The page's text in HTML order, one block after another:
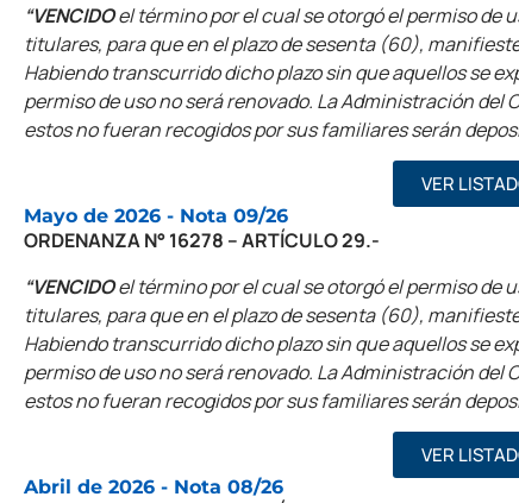
“VENCIDOel término por el cual se otorgó el permiso de
titulares, para que en el plazo de sesenta (60),
Habiendo transcurrido dicho plazo sin que aquellos se
permiso de uso no será renovado. La Administración del
estos no fueran recogidos por sus familiares serán
VER
Mayo de 2026 - Nota 09/26
ORDENANZA N° 16278 – ARTÍCULO 29.-
“VENCIDOel término por el cual se otorgó el permiso de
titulares, para que en el plazo de sesenta (60),
Habiendo transcurrido dicho plazo sin que aquellos se
permiso de uso no será renovado. La Administración del
estos no fueran recogidos por sus familiares serán
VER
Abril de 2026 - Nota 08/26